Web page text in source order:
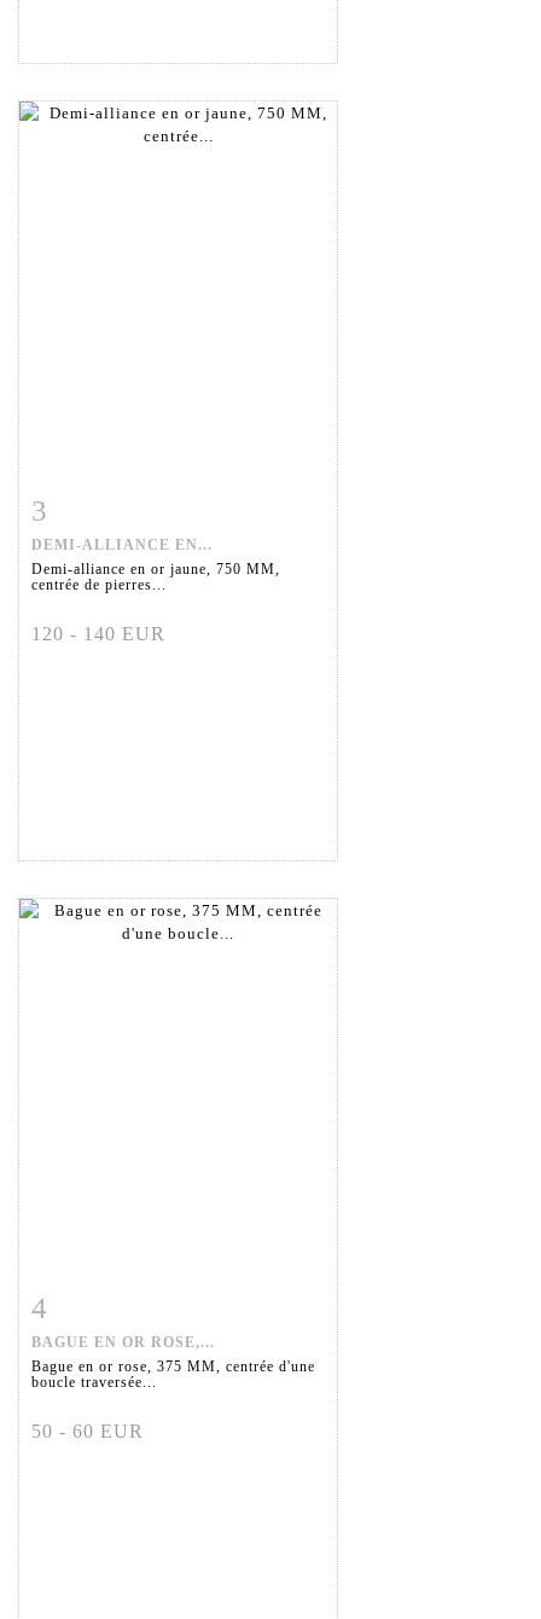
3
DEMI-ALLIANCE EN...
Demi-alliance en or jaune, 750 MM,
centrée de pierres...
120 - 140 EUR
4
BAGUE EN OR ROSE,...
Bague en or rose, 375 MM, centrée d'une
boucle traversée...
50 - 60 EUR